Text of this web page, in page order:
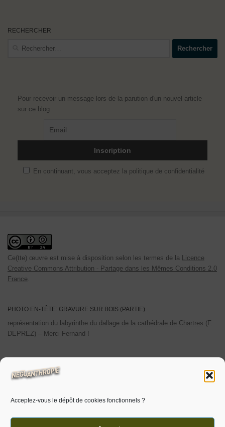
Acceptez-vous le dépôt de cookies fonctionnels ?
RECHERCHER
Pour recevoir un message lors de la parution d'un nouvel article
sur ce blog
En continuant, vous acceptez la politique de confidentialité
Ce(tte) œuvre est mise à disposition selon les termes de la
Licence
Creative Commons Attribution - Partage dans les Mêmes Conditions 2.0
France
PHOTO EN-TÊTE: GRAVURE SUR BOIS (PARTIE)
représentation du labyrinthe du dallage de la cathédrale de Chartres (F.
DEPREZ) – Merci Fernand !
POLITIQUE DE CONFIDENTIALITÉ